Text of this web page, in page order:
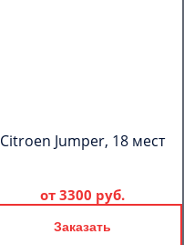
Citroen Jumper, 18 мест
от 3300 руб.
Заказать